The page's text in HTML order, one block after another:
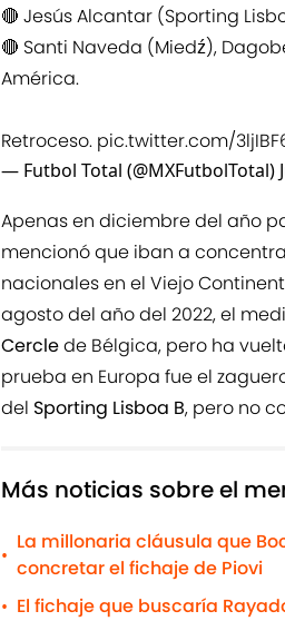
🔴 Jesús Alcantar (Sporting
🔴 Santi Naveda (Miedź),
América.
Retroceso. pic.twitter.com/
— Futbol Total (@MXFutbolTotal)
Apenas en diciembre del año
mencionó que iban a
nacionales en el Viejo
agosto del año del 2022, el
Cerclede Bélgica, pero ha
prueba en Europa fue el
del Sporting Lisboa B, pero no
Más noticias sobre el
•
La millonaria cláusula que
concretar el fichaje de Piovi
• El fichaje que buscaría